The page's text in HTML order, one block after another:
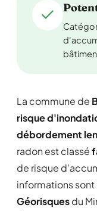
La commune de
risque
débordement
radon est classé
de risque
informations
Géorisquesdu